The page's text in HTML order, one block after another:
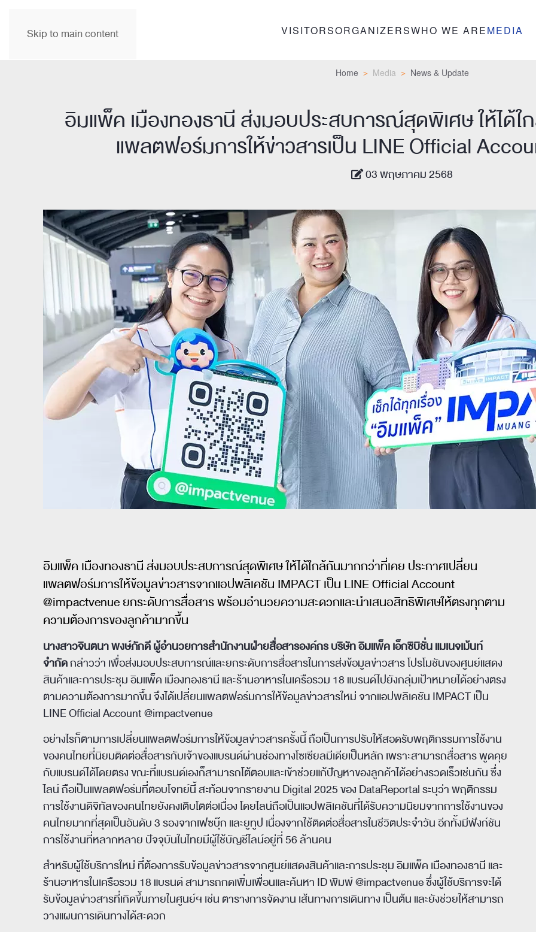
Skip to main content VISITORSORGANIZERSWHO WE AREMEDIA
Home Media News & Update
อิมแพ็ค เมืองทองธานี ส่งมอบประสบการณ์สุดพิเศษ ให้ได้ใ
แพลตฟอร์มการให้ข่าวสารเป็น LINE Official
03 พฤษภาคม 2568
อิมแพ็ค เมืองทองธานี ส่งมอบประสบการณ์สุดพิเศษ ให้ได้ใกล้กันมากกว่าที่เคย ประกาศเปลี่ยน
แพลตฟอร์มการให้ข้อมูลข่าวสารจากแอปพลิเคชัน IMPACT เป็น LINE Official Account
@impactvenue ยกระดับการสื่อสาร พร้อมอำนวยความสะดวกและนำเสนอสิทธิพิเศษให้ตรงทุกตาม
ความต้องการของลูกค้ามากขึ้น
นางสาวจินตนา พงษ์ภักดี ผู้อำนวยการสำนักงานฝ่ายสื่อสารองค์กร บริษัท อิมแพ็ค เอ็กซิบิชั่น แมเนจเม้นท์
จำกัดกล่าวว่า เพื่อส่งมอบประสบการณ์และยกระดับการสื่อสารในการส่งข้อมูลข่าวสาร โปรโมชันของศูนย์แสดง
สินค้าและการประชุม อิมแพ็ค เมืองทองธานี และร้านอาหารในเครือรวม 18 แบรนด์ไปยังกลุ่มเป้าหมายได้อย่างตรง
ตามความต้องการมากขึ้น จึงได้เปลี่ยนแพลตฟอร์มการให้ข้อมูลข่าวสารใหม่ จากแอปพลิเคชัน IMPACT เป็น
LINE Official Account @impactvenue
อย่างไรก็ตามการเปลี่ยนแพลตฟอร์มการให้ข้อมูลข่าวสารครั้งนี้ ถือเป็นการปรับให้สอดรับพฤติกรรมการใช้งาน
ของคนไทยที่นิยมติดต่อสื่อสารกับเจ้าของแบรนด์ผ่านช่องทางโซเซียลมีเดียเป็นหลัก เพราะสามารถสื่อสาร พูดคุย
กับแบรนด์ได้โดยตรง ขณะที่แบรนด์เองก็สามารถโต้ตอบและเข้าช่วยแก้ปัญหาของลูกค้าได้อย่างรวดเร็วเช่นกัน ซึ่ง
ไลน์ ถือเป็นแพลตฟอร์มที่ตอบโจทย์นี้ สะท้อนจากรายงาน Digital 2025 ของ DataReportal ระบุว่า พฤติกรรม
การใช้งานดิจิทัลของคนไทยยังคงเติบโตต่อเนื่อง โดยไลน์ถือเป็นแอปพลิเคชันที่ได้รับความนิยมจากการใช้งานของ
คนไทยมากที่สุดเป็นอันดับ 3 รองจากเฟซบุ๊ก และยูทูป เนื่องจากใช้ติดต่อสื่อสารในชีวิตประจำวัน อีกทั้งมีฟังก์ชัน
การใช้งานที่หลากหลาย ปัจจุบันในไทยมีผู้ใช้บัญชีไลน์อยู่ที่ 56 ล้านคน
สำหรับผู้ใช้บริการใหม่ ที่ต้องการรับข้อมูลข่าวสารจากศูนย์แสดงสินค้าและการประชุม อิมแพ็ค เมืองทองธานี และ
ร้านอาหารในเครือรวม 18 แบรนด์ สามารถกดเพิ่มเพื่อนและค้นหา ID พิมพ์ @impactvenue ซึ่งผู้ใช้บริการจะได้
รับข้อมูลข่าวสารที่เกิดขึ้นภายในศูนย์ฯ เช่น ตารางการจัดงาน เส้นทางการเดินทาง เป็นต้น และยังช่วยให้สามารถ
วางแผนการเดินทางได้สะดวก